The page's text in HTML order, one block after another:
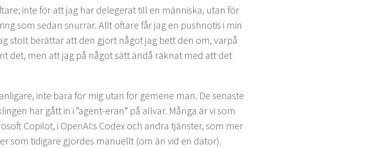
inte för att jag har delegerat till en män­niska, utan för
som sedan snur­rar. Allt oftare får jag en push­no­tis i min
stolt berät­tar att den gjort något jag bett den om, varpå
det, men att jag på något sätt ändå räk­nat med att det
inte bara för mig utan för gemene man. De senaste
har gått in i ”agent-eran” på all­var. Mån­ga är vi som
Copi­lot, i OpenAI:s Codex och andra tjän­ster, som mer
som tidi­gare gjordes manuellt (om än vid en dator).